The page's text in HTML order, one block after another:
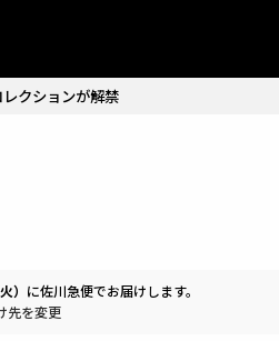
クションが解禁
） に佐川急便でお届けします。
先を変更